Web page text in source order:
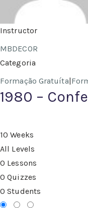
Instructor
MBDECOR
Categoria
Formação Gratuíta|
1980 –
10 Weeks
All Levels
0 Lessons
0 Quizzes
0 Students